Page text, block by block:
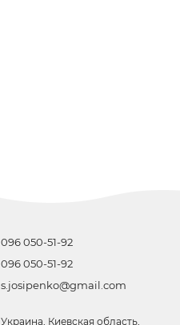
096 050-51-92
096 050-51-92
s.josipenko@gmail.com
Украина, Киевская область,